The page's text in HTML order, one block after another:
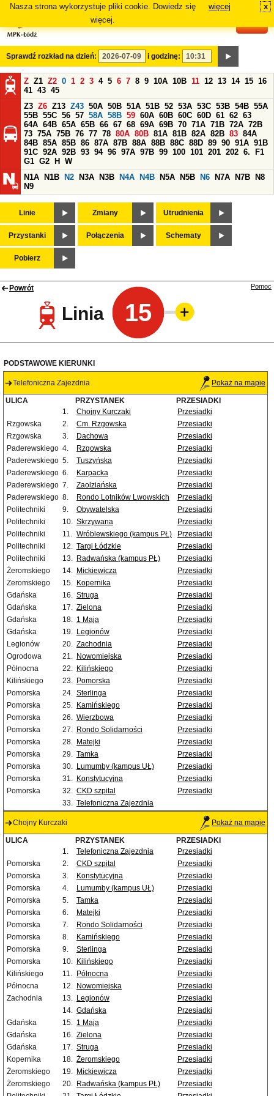
Nasza strona wykorzystuje pliki cookie. Dowiedz się
więcej.
więcej x
Sprawdź rozkład na dzień: i godzinę:
Z Z1 Z2 0 1 2 3 4 5 6 7 8 9 10A 10B 11 12 13 14 15 16
41 43 45
Z3 Z6 Z13 Z43 50A 50B 51A 51B 52 53A 53C 53B 54B 55A
55B 55C 56 57 58A 58B 59 60A 60B 60C 60D 61 62 63
64A 64B 65A 65B 66 67 68 69A 69B 70 71A 71B 72A 72B
73 75A 75B 76 77 78 80A 80B 81A 81B 82A 82B 83 84A
84B 85A 85B 86 87A 87B 88A 88B 88C 88D 89 90 91A 91B
91C 92A 92B 93 94 96 97A 97B 99 100 101 201 202 6.
F1
G1 G2 H
W
N1A
N1B N2 N3A N3B N4A N4B N5A N5B N6 N7A N7B
N8
N9
Linie Zmiany Utrudnienia
Przystanki Połączenia Schematy
Pobierz
Powrót
Linia 15
Pomoc
PODSTAWOWE KIERUNKI
Telefoniczna Zajezdnia Pokaż na mapie
ULICA PRZYSTANEK
PRZESIADKI
1.
Chojny Kurczaki
Przesiadki
Rzgowska
2. Cm. Rzgowska
Przesiadki
Rzgowska
3. Dachowa
Przesiadki
Paderewskiego 4. Rzgowska
Przesiadki
Paderewskiego 5. Tuszyńska
Przesiadki
Paderewskiego 6. Karpacka
Przesiadki
Paderewskiego 7. Zaolziańska
Przesiadki
Paderewskiego 8. Rondo Lotników Lwowskich
Przesiadki
Politechniki
9. Obywatelska
Przesiadki
Politechniki
10. Skrzywana
Przesiadki
Politechniki
11. Wróblewskiego (kampus PŁ)
Przesiadki
Politechniki
12. Targi Łódzkie
Przesiadki
Politechniki
13. Radwańska (kampus PŁ)
Przesiadki
Żeromskiego
14. Mickiewicza
Przesiadki
Żeromskiego
15. Kopernika
Przesiadki
Gdańska
16. Struga
Przesiadki
Gdańska
17. Zielona
Przesiadki
Gdańska
18. 1 Maja
Przesiadki
Gdańska
19. Legionów
Przesiadki
Legionów
20. Zachodnia
Przesiadki
Ogrodowa
21. Nowomiejska
Przesiadki
Północna
22. Kilińskiego
Przesiadki
Kilińskiego
23. Pomorska
Przesiadki
Pomorska
24. Sterlinga
Przesiadki
Pomorska
25. Kamińskiego
Przesiadki
Pomorska
26. Wierzbowa
Przesiadki
Pomorska
27. Rondo Solidarności
Przesiadki
Pomorska
28. Matejki
Przesiadki
Pomorska
29. Tamka
Przesiadki
Pomorska
30. Lumumby (kampus UŁ)
Przesiadki
Pomorska
31. Konstytucyjna
Przesiadki
Pomorska
32. CKD szpital
Przesiadki
33. Telefoniczna Zajezdnia
Chojny Kurczaki Pokaż na mapie
ULICA PRZYSTANEK
PRZESIADKI
1.
Telefoniczna Zajezdnia
Przesiadki
Pomorska
2. CKD szpital
Przesiadki
Pomorska
3. Konstytucyjna
Przesiadki
Pomorska
4. Lumumby (kampus UŁ)
Przesiadki
Pomorska
5. Tamka
Przesiadki
Pomorska
6. Matejki
Przesiadki
Pomorska
7. Rondo Solidarności
Przesiadki
Pomorska
8. Kamińskiego
Przesiadki
Pomorska
9. Sterlinga
Przesiadki
Pomorska
10. Kilińskiego
Przesiadki
Kilińskiego
11. Północna
Przesiadki
Północna
12. Nowomiejska
Przesiadki
Zachodnia
13. Legionów
Przesiadki
14. Gdańska
Przesiadki
Gdańska
15. 1 Maja
Przesiadki
Gdańska
16. Zielona
Przesiadki
Gdańska
17. Struga
Przesiadki
Kopernika
18. Żeromskiego
Przesiadki
Żeromskiego
19. Mickiewicza
Przesiadki
Żeromskiego
20. Radwańska (kampus PŁ)
Przesiadki